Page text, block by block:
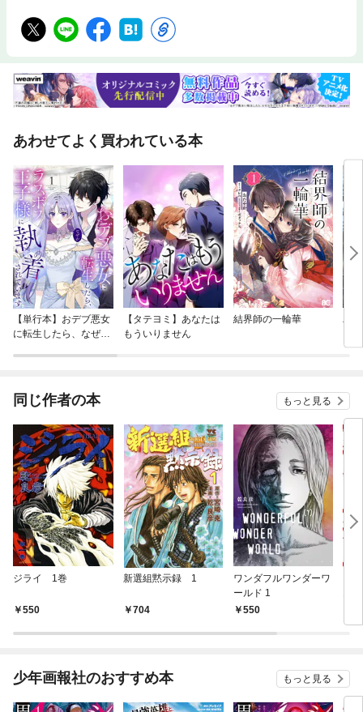
あわせてよく買われている本
【単行本】おデブ悪女
に転生したら、なぜか
【タテヨミ】あなたは
もういりません
結界師の一輪華
バ
今
同じ作者の本 もっと見る
ジライ 1巻
550
新選組黙示録 1
704
ワンダフルワンダーワ
ールド 1
550
少年画報社のおすすめ本 もっと見る